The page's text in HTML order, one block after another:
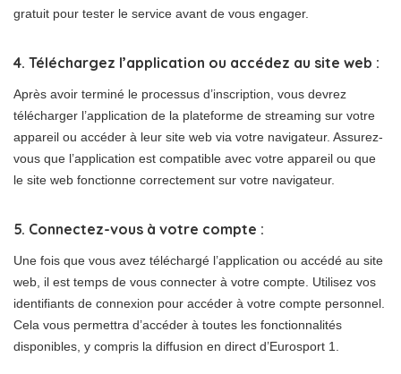
gratuit pour tester le service avant de vous engager.
4. Téléchargez l’application ou accédez au site web :
Après avoir terminé le processus d’inscription, vous devrez
télécharger l’application de la plateforme de streaming sur votre
appareil ou accéder à leur site web via votre navigateur. Assurez-
vous que l’application est compatible avec votre appareil ou que
le site web fonctionne correctement sur votre navigateur.
5. Connectez-vous à votre compte :
Une fois que vous avez téléchargé l’application ou accédé au site
web, il est temps de vous connecter à votre compte. Utilisez vos
identifiants de connexion pour accéder à votre compte personnel.
Cela vous permettra d’accéder à toutes les fonctionnalités
disponibles, y compris la diffusion en direct d’Eurosport 1.